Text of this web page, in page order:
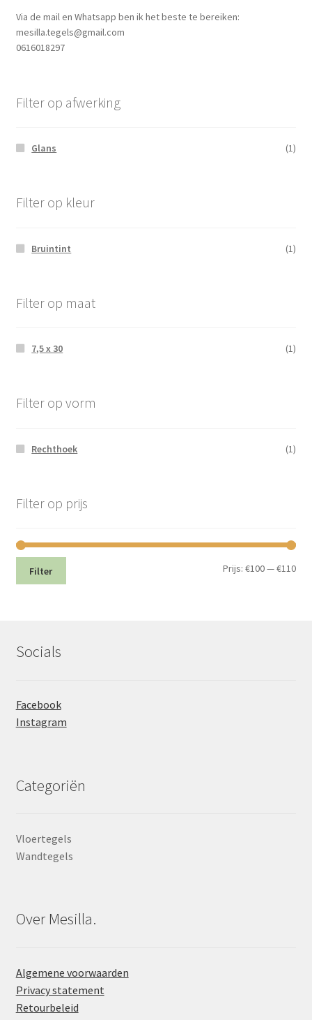
Via de mail en Whatsapp ben ik het beste te bereiken:
mesilla.tegels@gmail.com
0616018297
Filter op afwerking
Glans (1)
Filter op kleur
Bruintint (1)
Filter op maat
7,5 x 30 (1)
Filter op vorm
Rechthoek (1)
Filter op prijs
Min.
Filter Prijs:€100—€110
Socials
Facebook
Instagram
Categoriën
Vloertegels
Wandtegels
Over Mesilla.
Algemene voorwaarden
Privacy statement
Retourbeleid